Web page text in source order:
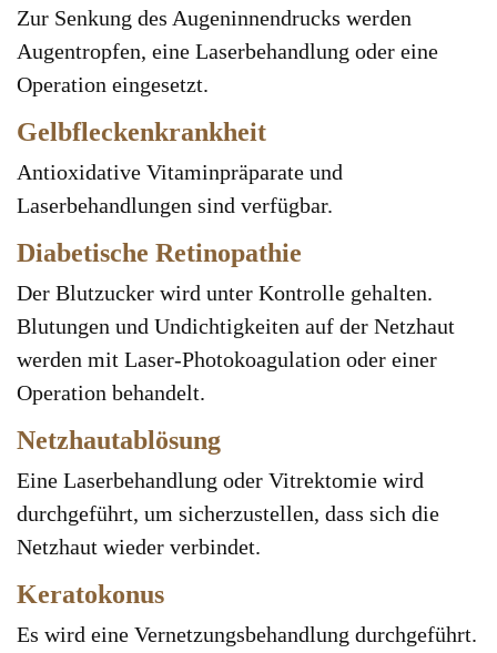
Zur Senkung des Augeninnendrucks werden
Augentropfen, eine Laserbehandlung oder eine
Operation eingesetzt.
Gelbfleckenkrankheit
Antioxidative Vitaminpräparate und
Laserbehandlungen sind verfügbar.
Diabetische Retinopathie
Der Blutzucker wird unter Kontrolle gehalten.
Blutungen und Undichtigkeiten auf der Netzhaut
werden mit Laser-Photokoagulation oder einer
Operation behandelt.
Netzhautablösung
Eine Laserbehandlung oder Vitrektomie wird
durchgeführt, um sicherzustellen, dass sich die
Netzhaut wieder verbindet.
Keratokonus
Es wird eine Vernetzungsbehandlung durchgeführt.